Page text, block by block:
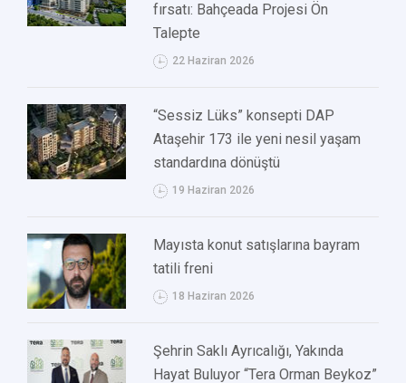
fırsatı: Bahçeada Projesi Ön
Talepte
22 Haziran 2026
“Sessiz Lüks” konsepti DAP
Ataşehir 173 ile yeni nesil yaşam
standardına dönüştü
19 Haziran 2026
Mayısta konut satışlarına bayram
tatili freni
18 Haziran 2026
Şehrin Saklı Ayrıcalığı, Yakında
Hayat Buluyor “Tera Orman Beykoz”